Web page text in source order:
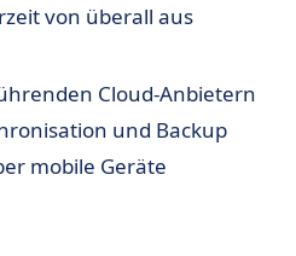
von überall aus
Cloud-Anbietern
und Backup
mobile Geräte